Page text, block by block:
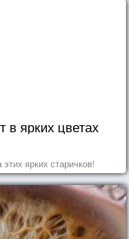
в ярких цветах
ярких старичков!